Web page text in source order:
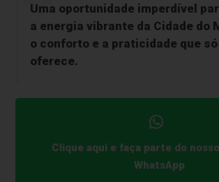
Uma oportunidade imperdível
a energia vibrante da Cidade do
o conforto e a praticidade que só
oferece.
Clique aqui e faça parte do
WhatsApp